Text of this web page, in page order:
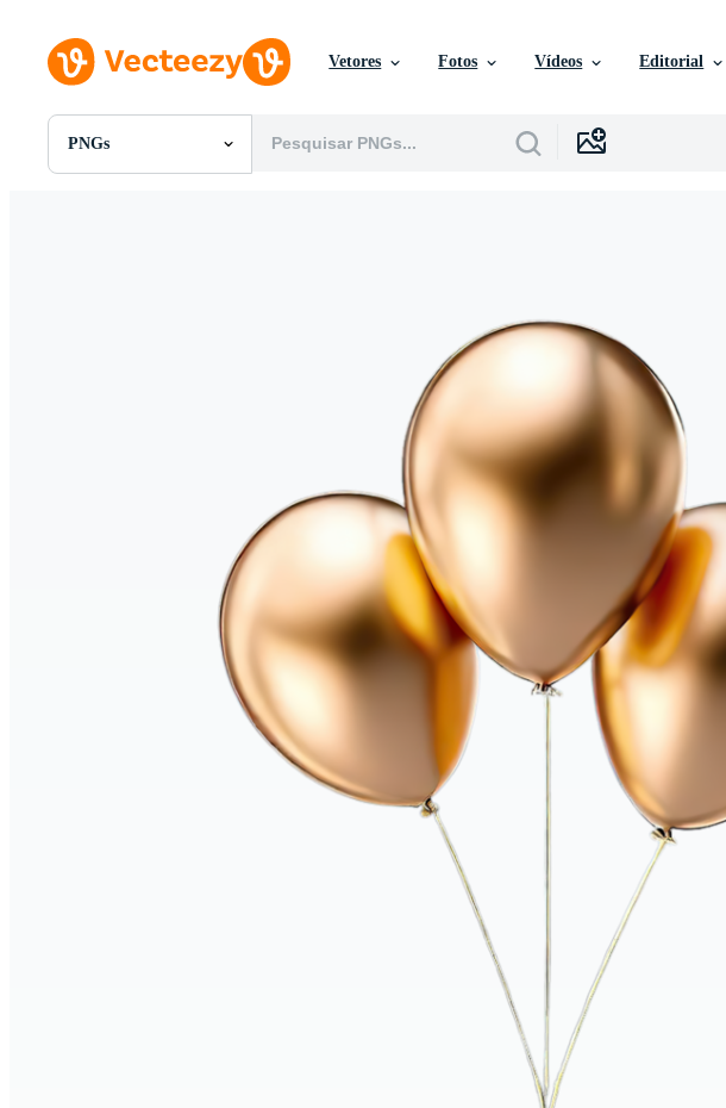
Vetores Fotos Vídeos Editorial
PNGs
Todas Imagens